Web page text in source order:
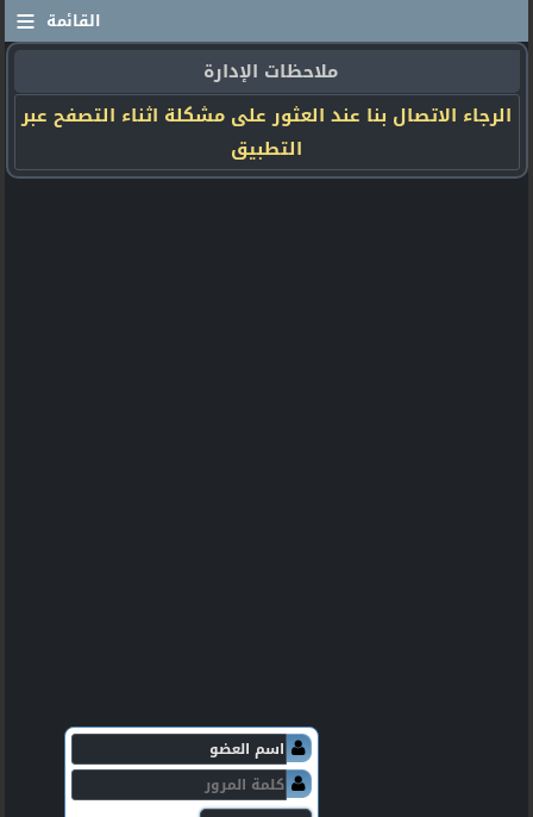
≡ القائمة
ملاحظات الإدارة
الرجاء الاتصال بنا عند العثور على مشكلة اثناء التصفح عبر
التطبيق